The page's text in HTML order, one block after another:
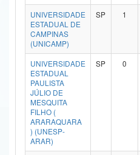
Secretaria-Geral
Secretaria de Governo
Gabinete de Segurança Institucional
Advocacia-Geral da União
Banco Central do Brasil
UNIVERSIDADE
ESTADUAL DE
CAMPINAS
(UNICAMP)
SP 1
UNIVERSIDADE
ESTADUAL
PAULISTA
JÚLIO DE
MESQUITA
FILHO (
ARARAQUARA
) (UNESP-
ARAR)
SP 0